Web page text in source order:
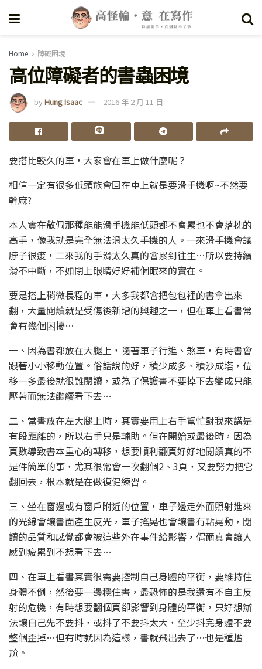
Home 障礙困境
高位障礙者的書蟲困境
byHung Isaac 2016 年 2 月 11 日
要搭比較久的車，大家會在車上做什麼呢？
相信一定有很多低頭族會回在車上就是要滑手機啊~不然要
幹麻?
本人實在敬佩那種能能滑手機能低頭都不會累也不會落枕的
高手，像我就是完全無法滑太久手機的人。一來滑手機會讓
脖子很痠，二來我的手滑太久真的會累到往生…所以要持續
滑不中斷，不如閉上眼睛好好補個眠來的實在。
要是搭上稍微長程的車，大多我都會把包包裡的書拿出來
翻，大量閱讀就是受傷後新增的興趣之一，但在車上看書常
會有幾個困擾…
一、因為書都放在大腿上，隨著車子行進、煞車，有時書會
跟著小小移動位置。俗話說的好，積少成多、積沙成塔，位
移一多最後就很難閱讀，或為了保護書不要掉下去變成只能
壓著而無法繼續看下去…
二、當書放在左大腿上時，其實要用上右手幫忙對我來講是
有段距離的，所以右手只是輔助。但在開始或最後時，因為
頁數導致書本重心的轉移，想要順利翻頁好好地閱讀真的不
是件簡單的事，尤其很常會一次翻個2、3頁，又要努力把它
翻回去，根本就是在做復健練習。
三、坐在窗邊或有窗戶附近的位置，車子邊走外面照射進來
的光線會讓書面產生反光，車子搖晃也會讓書有點晃動，閱
讀的品質和感覺都會被這些外在事件給影響，偶爾真會讓人
感到疲累到不想看下去…
四、在車上看書其實很需要控制自己身體的平衡，要維持住
身體不倒，然後要一邊穩住書，最恐怖的是我還有不自主反
射的危機，有時想要翻個頁卻影響到身體的平衡，只好想辦
法讓自己先不要抖，或抖了不要抖太大，至少抖完身體不要
整個歪掉…但有時就因為這樣，書就飛出去了…也是種尷
尬。